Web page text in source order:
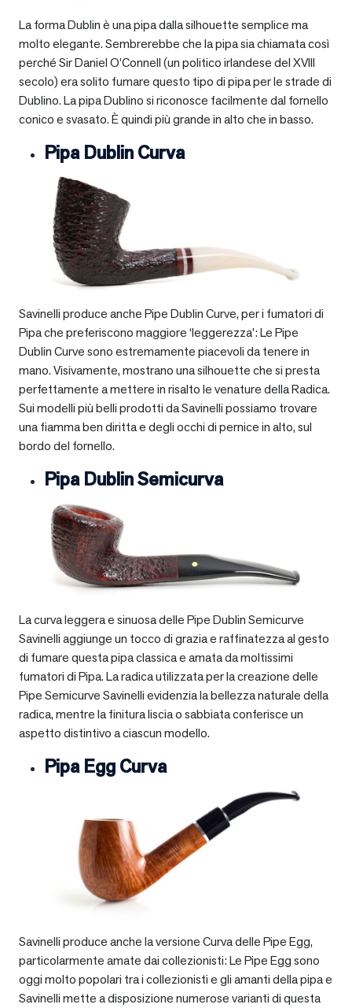
La forma Dublin è una pipa dalla silhouette semplice ma
molto elegante. Sembrerebbe che la pipa sia chiamata così
perché Sir Daniel O’Connell (un politico irlandese del XVIII
secolo) era solito fumare questo tipo di pipa per le strade di
Dublino. La pipa Dublino si riconosce facilmente dal fornello
conico e svasato. È quindi più grande in alto che in basso.
Pipa Dublin Curva
Savinelli produce anche Pipe Dublin Curve, per i fumatori di
Pipa che preferiscono maggiore ‘leggerezza’: Le Pipe
Dublin Curve sono estremamente piacevoli da tenere in
mano. Visivamente, mostrano una silhouette che si presta
perfettamente a mettere in risalto le venature della Radica.
Sui modelli più belli prodotti da Savinelli possiamo trovare
una fiamma ben diritta e degli occhi di pernice in alto, sul
bordo del fornello.
Pipa Dublin Semicurva
La curva leggera e sinuosa delle Pipe Dublin Semicurve
Savinelli aggiunge un tocco di grazia e raffinatezza al gesto
di fumare questa pipa classica e amata da moltissimi
fumatori di Pipa. La radica utilizzata per la creazione delle
Pipe Semicurve Savinelli evidenzia la bellezza naturale della
radica, mentre la finitura liscia o sabbiata conferisce un
aspetto distintivo a ciascun modello.
Pipa Egg Curva
Savinelli produce anche la versione Curva delle Pipe Egg,
particolarmente amate dai collezionisti: Le Pipe Egg sono
oggi molto popolari tra i collezionisti e gli amanti della pipa e
Savinelli mette a disposizione numerose varianti di questa